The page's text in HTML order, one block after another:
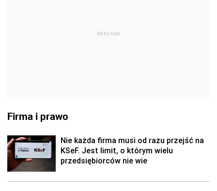
REKLAMA
Firma i prawo
Nie każda firma musi od razu przejść na
KSeF. Jest limit, o którym wielu
przedsiębiorców nie wie